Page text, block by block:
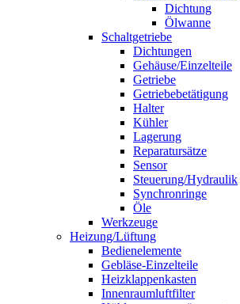
Dichtung
Ölwanne
Schaltgetriebe
Dichtungen
Gehäuse/Einzelteile
Getriebe
Getriebebetätigung
Halter
Kühler
Lagerung
Reparatursätze
Sensor
Steuerung/Hydraulik
Synchronringe
Öle
Werkzeuge
Heizung/Lüftung
Bedienelemente
Gebläse-Einzelteile
Heizklappenkasten
Innenraumluftfilter